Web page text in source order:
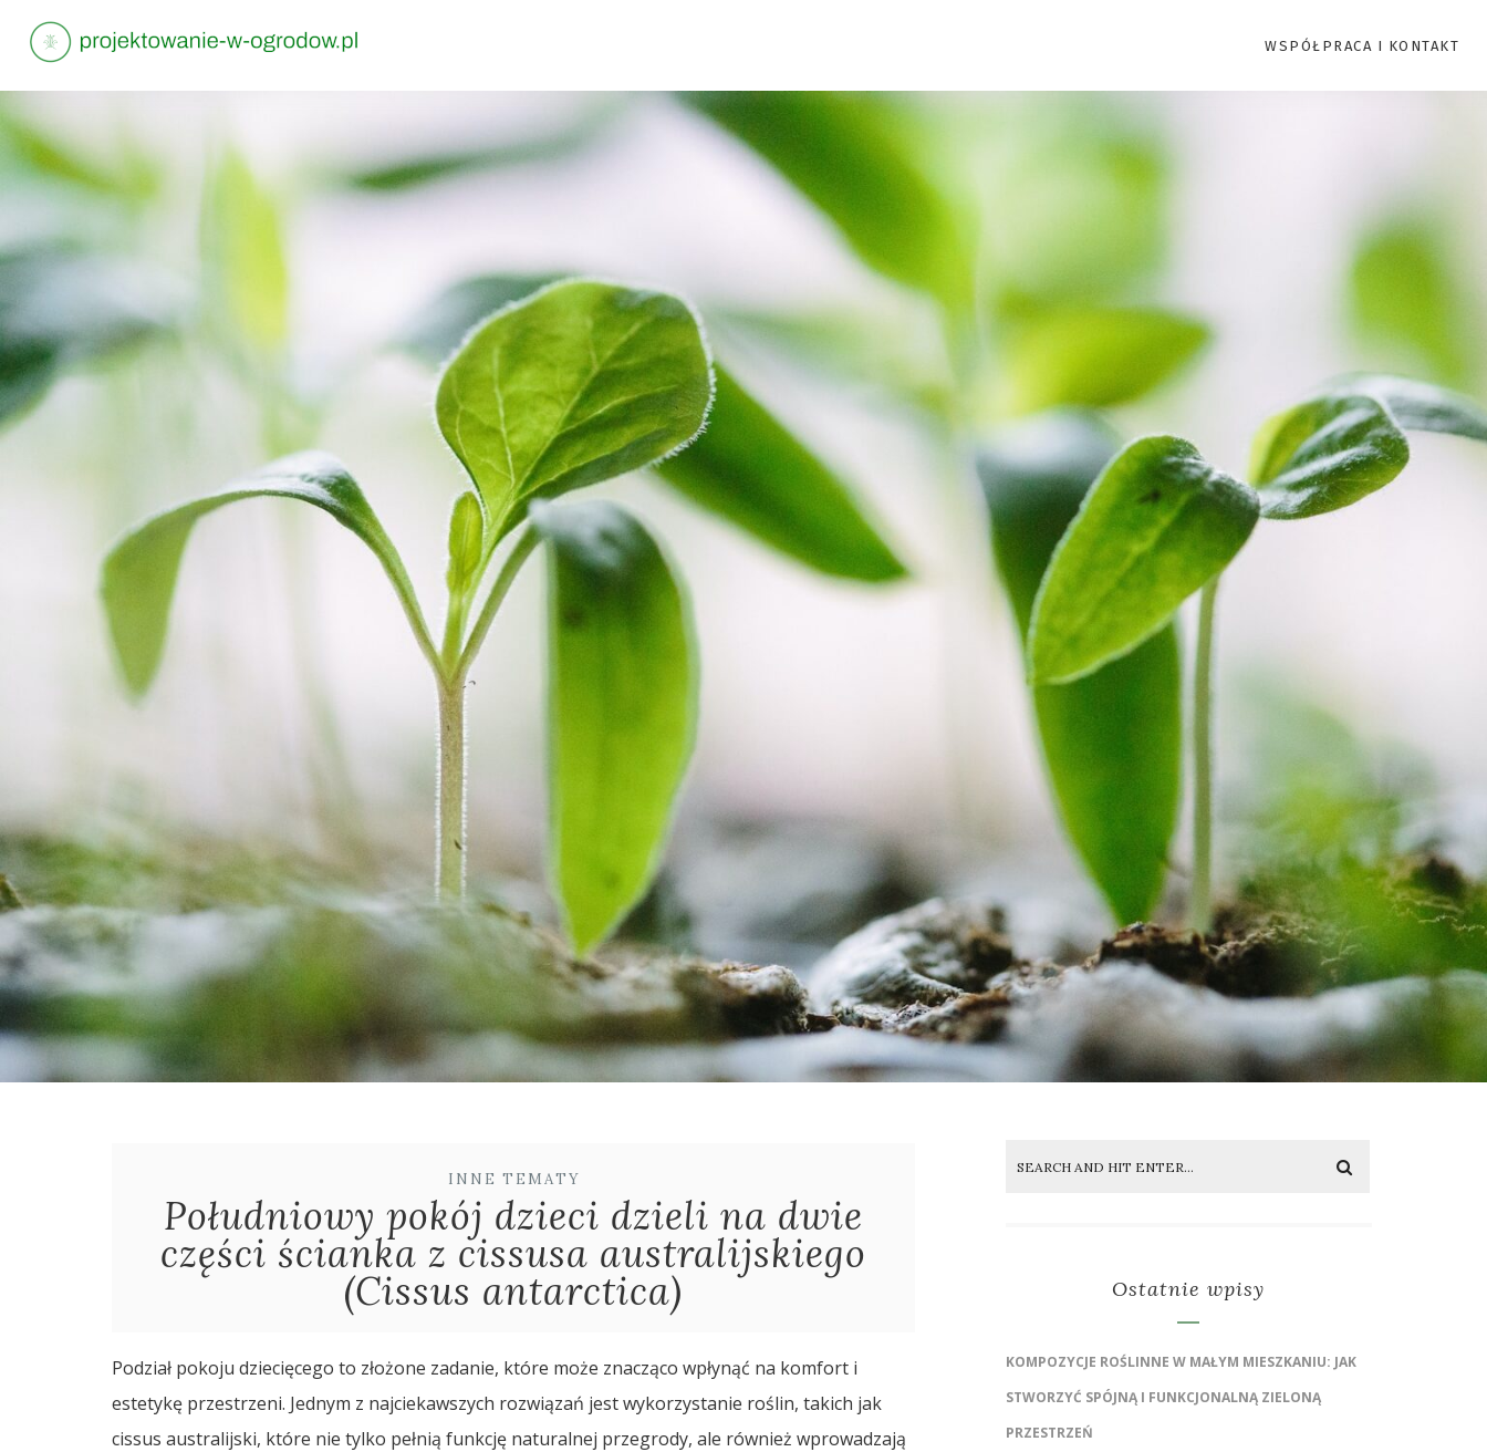
WSPÓŁPRACA I KONTAKT
INNE TEMATY
Południowy pokój dzieci dzieli na dwie
części ścianka z cissusa australijskiego
(Cissus antarctica)
Podział pokoju dziecięcego to złożone zadanie, które może znacząco wpłynąć na komfort i
estetykę przestrzeni. Jednym z najciekawszych rozwiązań jest wykorzystanie roślin, takich jak
cissus australijski, które nie tylko pełnią funkcję naturalnej przegrody, ale również wprowadzają
Ostatnie wpisy
KOMPOZYCJE ROŚLINNE W MAŁYM MIESZKANIU: JAK
STWORZYĆ SPÓJNĄ I FUNKCJONALNĄ ZIELONĄ
PRZESTRZEŃ